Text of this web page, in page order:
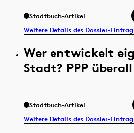
Stadtbuch-Artikel
Weitere Details des Dossier-
Wer entwickelt
Stadt? PPP überall
Stadtbuch-Artikel
Weitere Details des Dossier-